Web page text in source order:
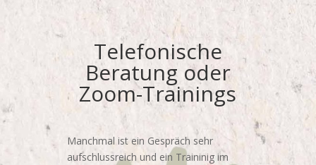
Telefonische
Beratung oder
Zoom-Trainings
Manchmal ist ein Gespräch sehr
aufschlussreich und ein Traininig im